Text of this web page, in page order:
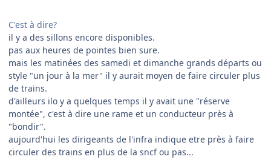
C'est à dire?
il y a des sillons encore disponibles.
pas aux heures de pointes bien sure.
mais les matinées des samedi et dimanche grands départs ou
style "un jour à la mer" il y aurait moyen de faire circuler plus
de trains.
d'ailleurs ilo y a quelques temps il y avait une "réserve
montée", c'est à dire une rame et un conducteur près à
"bondir".
aujourd'hui les dirigeants de l'infra indique etre près à faire
circuler des trains en plus de la sncf ou pas...